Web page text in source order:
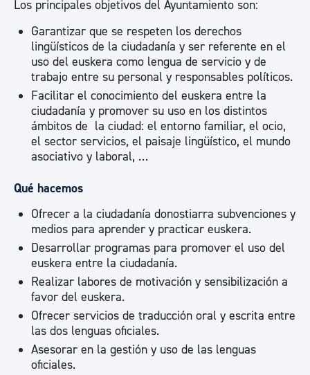
Los principales objetivos del Ayuntamiento son:
Garantizar que se respeten los derechos
lingüísticos de la ciudadanía y ser referente en el
uso del euskera como lengua de servicio y de
trabajo entre su personal y responsables políticos.
Facilitar el conocimiento del euskera entre la
ciudadanía y promover su uso en los distintos
ámbitos de la ciudad: el entorno familiar, el ocio,
el sector servicios, el paisaje lingüístico, el mundo
asociativo y laboral, …
Qué hacemos
Ofrecer a la ciudadanía donostiarra subvenciones y
medios para aprender y practicar euskera.
Desarrollar programas para promover el uso del
euskera entre la ciudadanía.
Realizar labores de motivación y sensibilización a
favor del euskera.
Ofrecer servicios de traducción oral y escrita entre
las dos lenguas oficiales.
Asesorar en la gestión y uso de las lenguas
oficiales.